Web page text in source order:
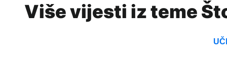
Više vijesti iz teme